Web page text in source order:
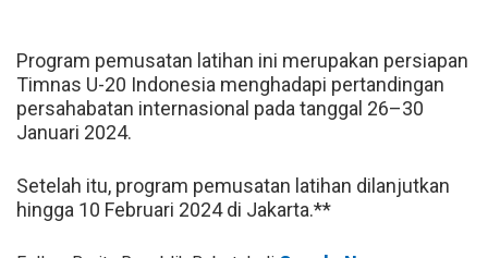
Program pemusatan latihan ini merupakan persiapan
Timnas U-20 Indonesia menghadapi pertandingan
persahabatan internasional pada tanggal 26–30
Januari 2024.
Setelah itu, program pemusatan latihan dilanjutkan
hingga 10 Februari 2024 di Jakarta.**